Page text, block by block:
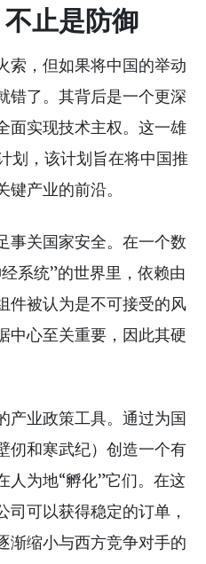
止是防御
索，但如果将中国的举动
错了。其背后是一个更深
面实现技术主权。这一雄
划，该计划旨在将中国推
产业的前沿。
事关国家安全。在一个数
系统”的世界里，依赖由
件被认为是不可接受的风
中心至关重要，因此其硬
产业政策工具。通过为国
仞和寒武纪）创造一个有
人为地“孵化”它们。在这
司可以获得稳定的订单，
渐缩小与西方竞争对手的